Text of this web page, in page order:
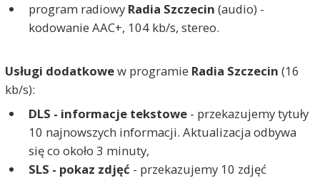
program radiowy Radia Szczecin (audio) -
kodowanie AAC+, 104 kb/s, stereo.
Usługi dodatkowew programie Radia Szczecin (16
kb/s):
DLS - informacje tekstowe- przekazujemy tytuły
10 najnowszych informacji. Aktualizacja odbywa
się co około 3 minuty,
SLS - pokaz zdjęć - przekazujemy 10 zdjęć